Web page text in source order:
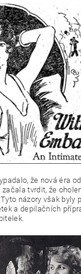
že nová éra
tvrdit, že
názory však byly
a depilačních